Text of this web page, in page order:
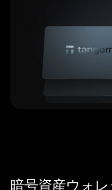
暗号資産ウォ